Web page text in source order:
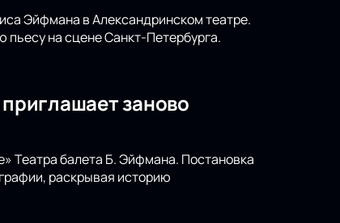
Эйфмана в Александринском театре.
пьесу на сцене Санкт-Петербурга.
заново
Театра балета Б. Эйфмана. Постановка
раскрывая историю